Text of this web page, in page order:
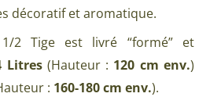
décoratif et aromatique.
1/2 Tige est livré “formé” et
Litres(Hauteur : 120 cm env.)
: 160-180 cm env.).